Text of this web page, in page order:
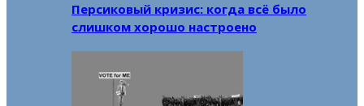
Персиковый кризис: когда всё было
слишком хорошо настроено